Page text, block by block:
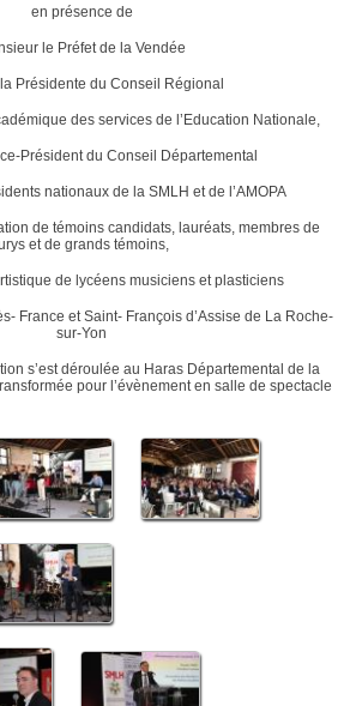
en présence de
le Préfet de la Vendée
Présidente du Conseil Régional
des services de l’Education Nationale,
Président du Conseil Départemental
nationaux de la SMLH et de l’AMOPA
témoins candidats, lauréats, membres de
et de grands témoins,
de lycéens musiciens et plasticiens
France et Saint- François d’Assise de La Roche-
sur-Yon
déroulée au Haras Départemental de la
pour l’évènement en salle de spectacle